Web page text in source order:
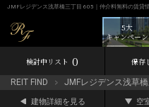
JMFレジデンス浅草橋三丁目 605｜仲介料無料の賃貸
5大
キャンペーン
検討中リスト 0 保存
REIT FIND JMFレジデンス浅草橋
建物詳細を見る 空